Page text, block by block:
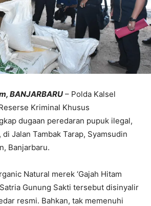
BANJARBARU – Polda Kalsel
Kriminal Khusus
dugaan peredaran pupuk ilegal,
di Jalan Tambak Tarap, Syamsudin
Banjarbaru.
Natural merek ‘Gajah Hitam
Gunung Sakti tersebut disinyalir
resmi. Bahkan, tak memenuhi